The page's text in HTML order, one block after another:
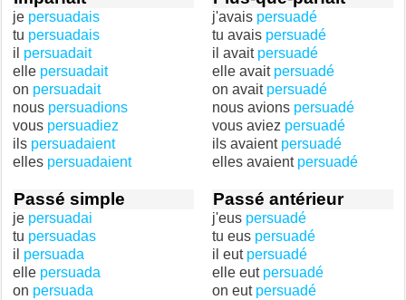
je persuadais
tu persuadais
il persuadait
elle persuadait
on persuadait
nous persuadions
vous persuadiez
ils persuadaient
elles persuadaient
j'avais persuadé
tu avais persuadé
il avait persuadé
elle avait persuadé
on avait persuadé
nous avions persuadé
vous aviez persuadé
ils avaient persuadé
elles avaient persuadé
Passé simple
je persuadai
tu persuadas
il persuada
elle persuada
on persuada
Passé antérieur
j'eus persuadé
tu eus persuadé
il eut persuadé
elle eut persuadé
on eut persuadé